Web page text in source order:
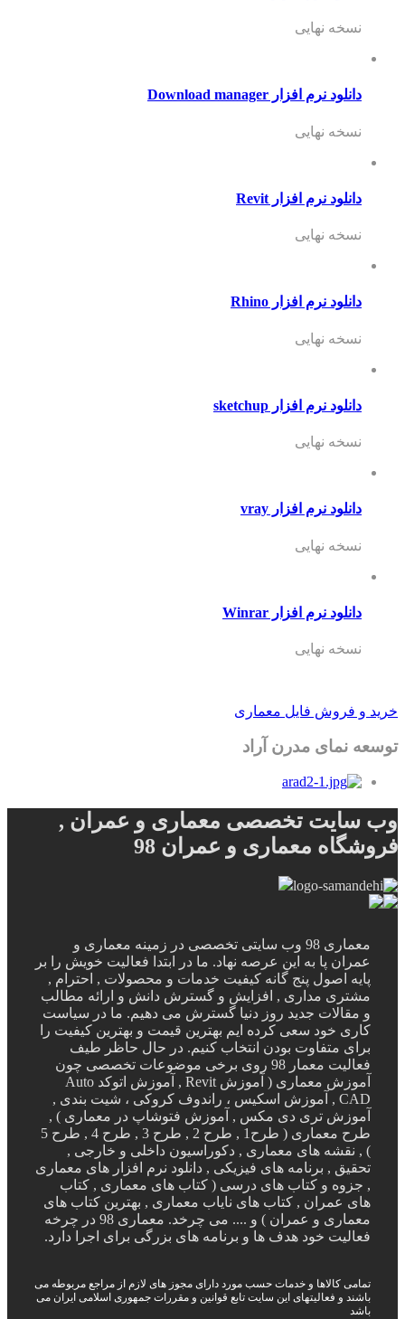
نسخه نهایی
دانلود نرم افزار Download manager
نسخه نهایی
دانلود نرم افزار Revit
نسخه نهایی
دانلود نرم افزار Rhino
نسخه نهایی
دانلود نرم افزار sketchup
نسخه نهایی
دانلود نرم افزار vray
نسخه نهایی
دانلود نرم افزار Winrar
نسخه نهایی
خرید و فروش فایل معماری
توسعه نمای مدرن آراد
وب سایت تخصصی معماری و عمران ,
فروشگاه معماری و عمران 98
معماری 98 وب سایتی تخصصی در زمینه معماری و
عمران پا به این عرصه نهاد. ما در ابتدا فعالیت خویش را بر
پایه اصول پنج گانه کیفیت خدمات و محصولات , احترام ,
مشتری مداری , افزایش و گسترش دانش و ارائه مطالب
و مقالات جدید روز دنیا گسترش می دهیم. ما در سیاست
کاری خود سعی کرده ایم بهترین قیمت و بهترین کیفیت را
برای متفاوت بودن انتخاب کنیم. در حال حاظر طیف
فعالیت معمار 98 روی برخی موضوعات تخصصی چون
آموزش معماری ( آموزش Revit , آموزش اتوکد Auto
CAD , آموزش اسکیس ، راندوف کروکی ، شیت بندی ,
آموزش تری دی مکس , آموزش فتوشاپ در معماری ) ,
طرح معماری ( طرح1 , طرح 2 , طرح 3 , طرح 4 , طرح 5
) , نقشه های معماری , دکوراسیون داخلی و خارجی ,
تحقیق , برنامه های فیزیکی , دانلود نرم افزار های معماری
, جزوه و کتاب های درسی ( کتاب های معماری , کتاب
های عمران , کتاب های نایاب معماری , بهترین کتاب های
معماری و عمران ) و .... می چرخد. معماری 98 در چرخه
فعالیت خود هدف ها و برنامه های بزرگی برای اجرا دارد.
تمامی کالاها و خدمات حسب مورد دارای مجوز های لازم از مراجع مربوطه می
باشند و فعالیتهای این سایت تابع قوانین و مقررات جمهوری اسلامی ایران می
باشد